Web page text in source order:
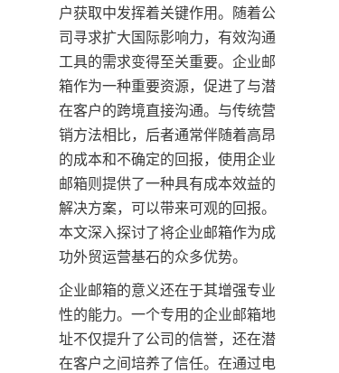
户获取中发挥着关键作用。随着公
司寻求扩大国际影响力，有效沟通
工具的需求变得至关重要。企业邮
箱作为一种重要资源，促进了与潜
在客户的跨境直接沟通。与传统营
销方法相比，后者通常伴随着高昂
的成本和不确定的回报，使用企业
邮箱则提供了一种具有成本效益的
解决方案，可以带来可观的回报。
本文深入探讨了将企业邮箱作为成
功外贸运营基石的众多优势。
企业邮箱的意义还在于其增强专业
性的能力。一个专用的企业邮箱地
址不仅提升了公司的信誉，还在潜
在客户之间培养了信任。在通过电